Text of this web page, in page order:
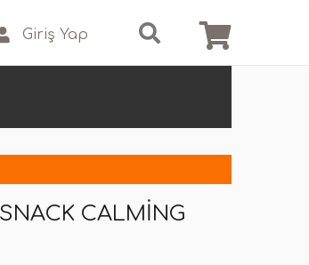
Giriş Yap
CALMING